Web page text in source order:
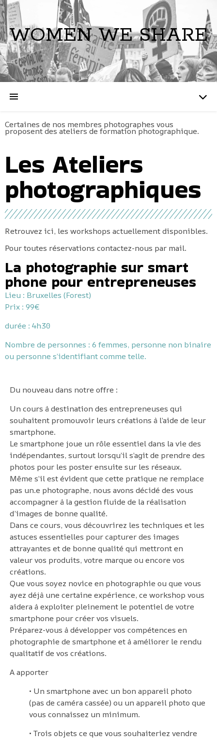
WOMEN WE SHARE
Certaines de nos membres photographes vous
proposent des ateliers de formation photographique.
Les Ateliers
photographiques
Retrouvez ici, les workshops actuellement disponibles.
Pour toutes réservations contactez-nous par mail.
La photographie sur smart
phone pour entrepreneuses
Lieu : Bruxelles (Forest)
Prix : 99€
durée : 4h30
Nombre de personnes : 6 femmes, personne non binaire
ou personne s’identifiant comme telle.
Du nouveau dans notre offre :
Un cours à destination des entrepreneuses qui
souhaitent promouvoir leurs créations à l’aide de leur
smartphone.
Le smartphone joue un rôle essentiel dans la vie des
indépendantes, surtout lorsqu’il s’agit de prendre des
photos pour les poster ensuite sur les réseaux.
Même s’il est évident que cette pratique ne remplace
pas un.e photographe, nous avons décidé des vous
accompagner à la gestion fluide de la réalisation
d’images de bonne qualité.
Dans ce cours, vous découvrirez les techniques et les
astuces essentielles pour capturer des images
attrayantes et de bonne qualité qui mettront en
valeur vos produits, votre marque ou encore vos
créations.
Que vous soyez novice en photographie ou que vous
ayez déjà une certaine expérience, ce workshop vous
aidera à exploiter pleinement le potentiel de votre
smartphone pour créer vos visuels.
Préparez-vous à développer vos compétences en
photographie de smartphone et à améliorer le rendu
qualitatif de vos créations.
A apporter
• Un smartphone avec un bon appareil photo
(pas de caméra cassée) ou un appareil photo que
vous connaissez un minimum.
• Trois objets ce que vous souhaiteriez vendre